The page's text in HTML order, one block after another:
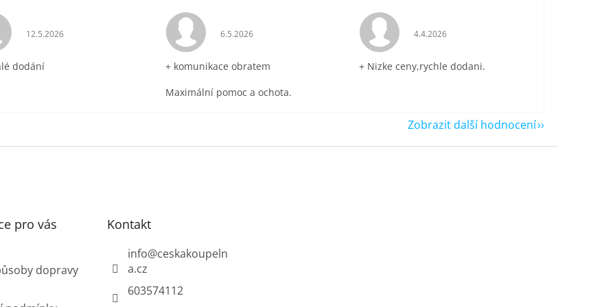
Hodnocení obchodu je 5 z 5 hvězdiček.
12.5.2026
dodání
Hodnocení obchodu je 5 z 5 hvězdiček.
6.5.2026
+ komunikace obratem
Maximální pomoc a ochota.
Hodnocení obchodu je 5 z 5 hvězdiček.
4.4.2026
+ Nizke ceny,rychle dodani.
Zobrazit další hodnocení
pro vás
dopravy
Kontakt
info@ceskakoupeln
a.cz
603574112